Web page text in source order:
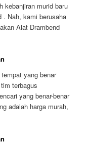
kebanjiran murid baru
. Nah, kami berusaha
Alat Drambend
yang benar
terbagus
yang benar-benar
adalah harga murah,